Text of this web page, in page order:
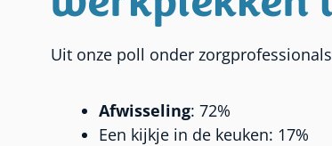
Uit onze poll onder
Afwisseling: 72%
Een kijkje in de keuken: 17%